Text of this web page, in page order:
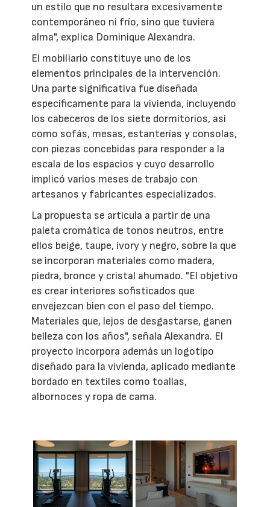
un estilo que no resultara excesivamente
contemporáneo ni frío, sino que tuviera
alma", explica Dominique Alexandra.
El mobiliario constituye uno de los
elementos principales de la intervención.
Una parte significativa fue diseñada
específicamente para la vivienda, incluyendo
los cabeceros de los siete dormitorios, así
como sofás, mesas, estanterías y consolas,
con piezas concebidas para responder a la
escala de los espacios y cuyo desarrollo
implicó varios meses de trabajo con
artesanos y fabricantes especializados.
La propuesta se articula a partir de una
paleta cromática de tonos neutros, entre
ellos beige, taupe, ivory y negro, sobre la que
se incorporan materiales como madera,
piedra, bronce y cristal ahumado. "El objetivo
es crear interiores sofisticados que
envejezcan bien con el paso del tiempo.
Materiales que, lejos de desgastarse, ganen
belleza con los años", señala Alexandra. El
proyecto incorpora además un logotipo
diseñado para la vivienda, aplicado mediante
bordado en textiles como toallas,
albornoces y ropa de cama.